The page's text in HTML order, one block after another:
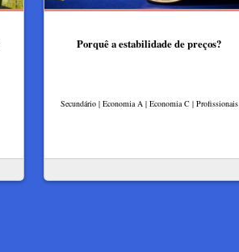
Porquê a estabilidade de preços?
Secundário | Economia A | Economia C | Profissionais